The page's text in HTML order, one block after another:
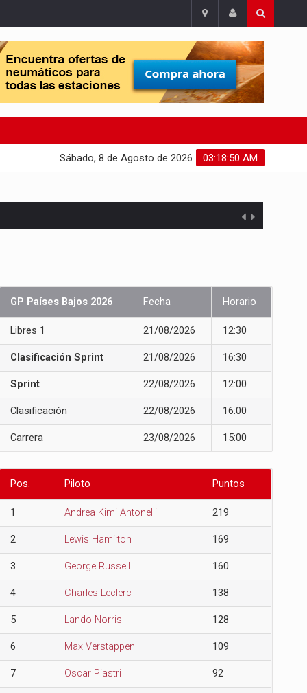
03:18:51 AM
Sábado, 8 de Agosto de 2026
GP Países Bajos 2026 Fecha Horario
Libres 1 21/08/2026 12:30
Clasificación Sprint 21/08/2026 16:30
Sprint 22/08/2026 12:00
Clasificación 22/08/2026 16:00
Carrera 23/08/2026 15:00
Pos. Piloto Puntos
1 Andrea Kimi Antonelli 219
2 Lewis Hamilton 169
3 George Russell 160
4 Charles Leclerc 138
5 Lando Norris 128
6 Max Verstappen 109
7 Oscar Piastri 92